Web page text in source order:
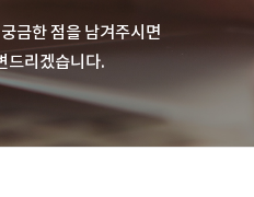
금한 점을 남겨주시면
드리겠습니다.